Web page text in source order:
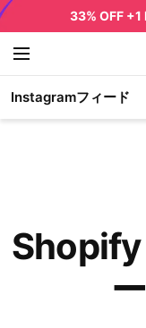
33% OFF +1
Instagramフィード